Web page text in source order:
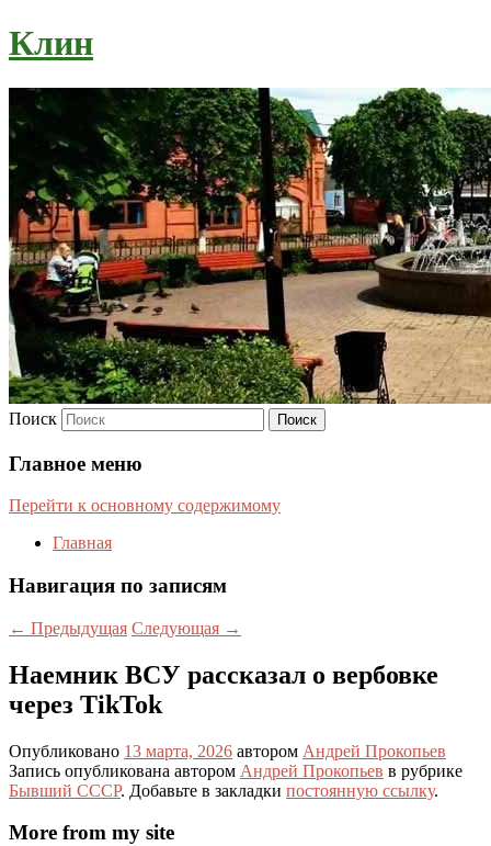
Клин
Поиск
Главное меню
Перейти к основному содержимому
Главная
Навигация по записям
← Предыдущая Следующая →
Наемник ВСУ рассказал о вербовке
через TikTok
Опубликовано 13 марта, 2026 автором Андрей Прокопьев
Запись опубликована автором Андрей Прокопьев в рубрике
Бывший СССР. Добавьте в закладки постоянную ссылку.
More from my site